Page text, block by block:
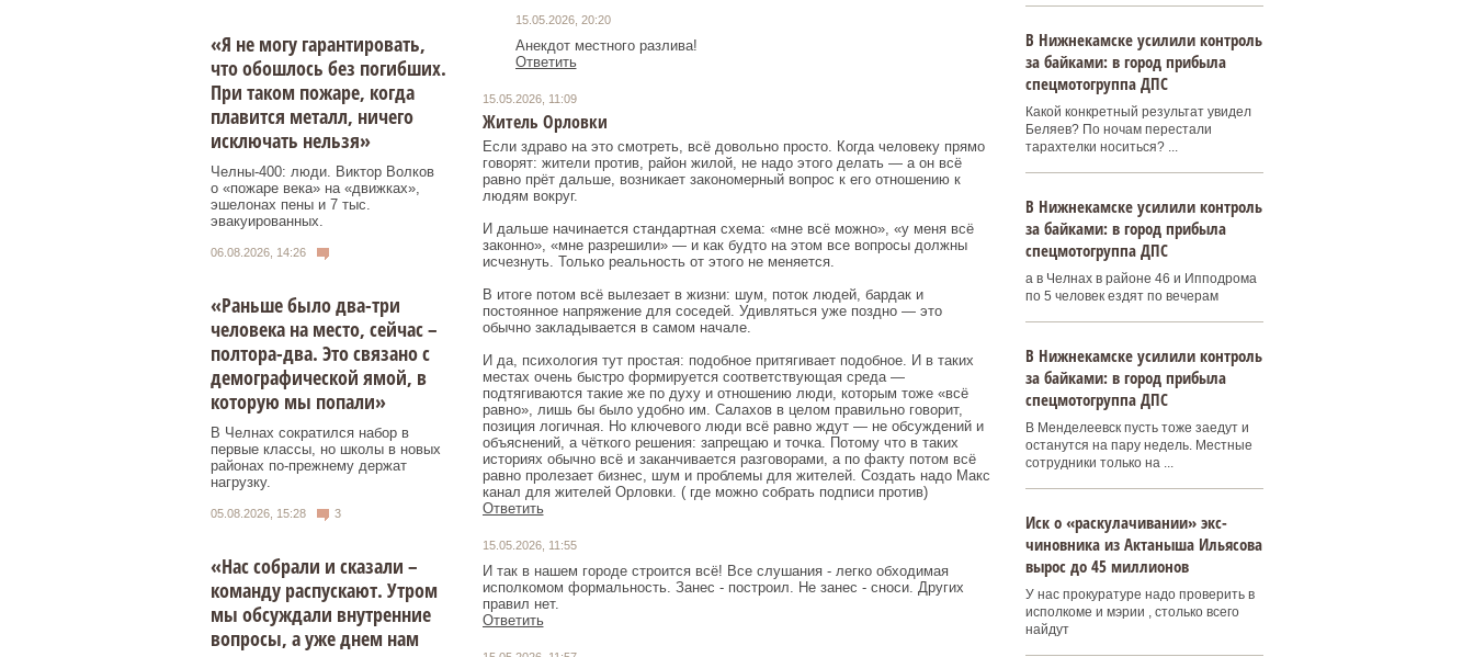
«Я не могу гарантировать,
что обошлось без погибших.
При таком пожаре, когда
плавится металл, ничего
исключать нельзя»
Челны-400: люди. Виктор Волков
о «пожаре века» на «движках»,
эшелонах пены и 7 тыс.
эвакуированных.
06.08.2026, 14:26
«Раньше было два-три
человека на место, сейчас –
полтора-два. Это связано с
демографической ямой, в
которую мы попали»
В Челнах сократился набор в
первые классы, но школы в новых
районах по-прежнему держат
нагрузку.
05.08.2026, 15:28 3
«Нас собрали и сказали –
команду распускают. Утром
мы обсуждали внутренние
вопросы, а уже днем нам
15.05.2026, 20:20
Анекдот местного разлива!
Ответить
15.05.2026, 11:09
Житель Орловки
Если здраво на это смотреть, всё довольно просто. Когда человеку прямо
говорят: жители против, район жилой, не надо этого делать — а он всё
равно прёт дальше, возникает закономерный вопрос к его отношению к
людям вокруг.
И дальше начинается стандартная схема: «мне всё можно», «у меня всё
законно», «мне разрешили» — и как будто на этом все вопросы должны
исчезнуть. Только реальность от этого не меняется.
В итоге потом всё вылезает в жизни: шум, поток людей, бардак и
постоянное напряжение для соседей. Удивляться уже поздно — это
обычно закладывается в самом начале.
И да, психология тут простая: подобное притягивает подобное. И в таких
местах очень быстро формируется соответствующая среда —
подтягиваются такие же по духу и отношению люди, которым тоже «всё
равно», лишь бы было удобно им. Салахов в целом правильно говорит,
позиция логичная. Но ключевого люди всё равно ждут — не обсуждений и
объяснений, а чёткого решения: запрещаю и точка. Потому что в таких
историях обычно всё и заканчивается разговорами, а по факту потом всё
равно пролезает бизнес, шум и проблемы для жителей. Создать надо Макс
канал для жителей Орловки. ( где можно собрать подписи против)
Ответить
15.05.2026, 11:55
И так в нашем городе строится всё! Все слушания - легко обходимая
исполкомом формальность. Занес - построил. Не занес - сноси. Других
правил нет.
Ответить
В Нижнекамске усилили контроль
за байками: в город прибыла
спецмотогруппа ДПС
Какой конкретный результат увидел
Беляев? По ночам перестали
тарахтелки носиться? ...
В Нижнекамске усилили контроль
за байками: в город прибыла
спецмотогруппа ДПС
а в Челнах в районе 46 и Ипподрома
по 5 человек ездят по вечерам
В Нижнекамске усилили контроль
за байками: в город прибыла
спецмотогруппа ДПС
В Менделеевск пусть тоже заедут и
останутся на пару недель. Местные
сотрудники только на ...
Иск о «раскулачивании» экс-
чиновника из Актаныша Ильясова
вырос до 45 миллионов
У нас прокуратуре надо проверить в
исполкоме и мэрии , столько всего
найдут